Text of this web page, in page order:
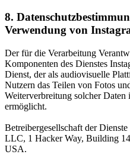
8.
Verwendung von
Der für die Verarbeitung
Komponenten des Dienstes
Dienst, der als audiovisuelle
Nutzern das Teilen von Fotos
Weiterverbreitung solcher Daten
ermöglicht.
Betreibergesellschaft der
LLC, 1 Hacker Way, Building
USA.